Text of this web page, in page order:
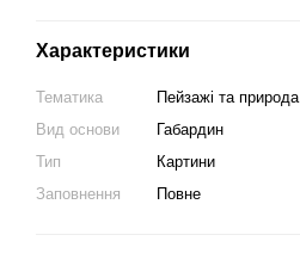
Характеристики
Тематика
Пейзажі та природа
Вид основи
Габардин
Тип
Картини
Заповнення
Повне